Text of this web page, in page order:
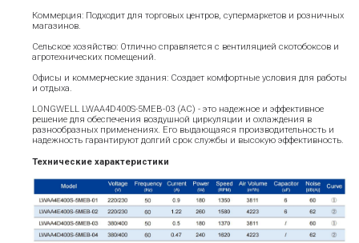
Коммерция: Подходит для торговых центров, супермаркетов и розничных
магазинов.
Сельское хозяйство: Отлично справляется с вентиляцией скотобоксов и
агротехнических помещений.
Офисы и коммерческие здания: Создает комфортные условия для работы
и отдыха.
LONGWELL LWAA4D400S-5MEB-03 (AC) - это надежное и эффективное
решение для обеспечения воздушной циркуляции и охлаждения в
разнообразных применениях. Его выдающаяся производительность и
надежность гарантируют долгий срок службы и высокую эффективность.
Технические характеристики